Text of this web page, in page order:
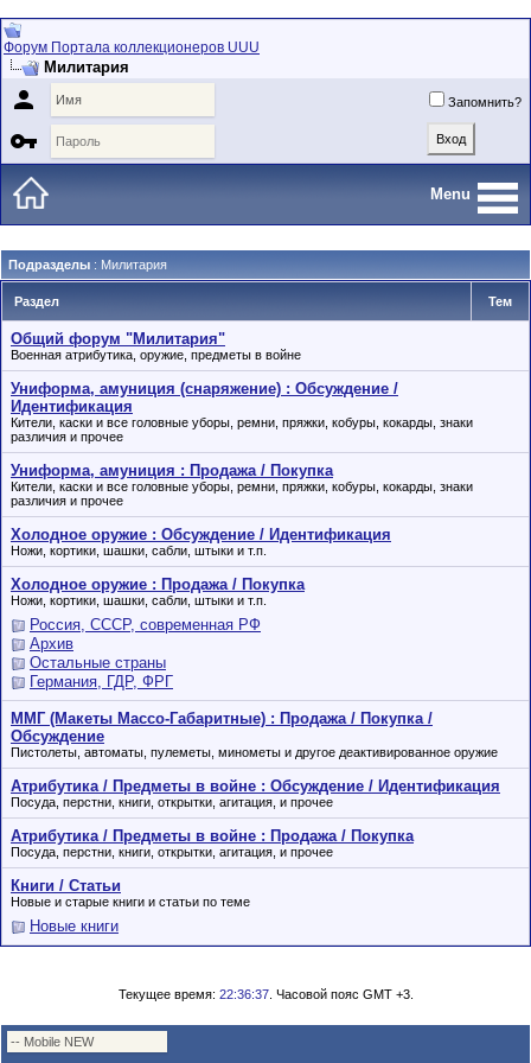
Форум Портала коллекционеров UUU
Милитария
 Запомнить?

Menu
Подразделы : Милитария
Раздел Тем
Общий форум "Милитария"
Военная атрибутика, оружие, предметы в войне
Униформа, амуниция (снаряжение) : Обсуждение /
Идентификация
Кители, каски и все головные уборы, ремни, пряжки, кобуры, кокарды, знаки
различия и прочее
Униформа, амуниция : Продажа / Покупка
Кители, каски и все головные уборы, ремни, пряжки, кобуры, кокарды, знаки
различия и прочее
Холодное оружие : Обсуждение / Идентификация
Ножи, кортики, шашки, сабли, штыки и т.п.
Холодное оружие : Продажа / Покупка
Ножи, кортики, шашки, сабли, штыки и т.п.
Россия, СССР, современная РФ
Архив
Остальные страны
Германия, ГДР, ФРГ
ММГ (Макеты Массо-Габаритные) : Продажа / Покупка /
Обсуждение
Пистолеты, автоматы, пулеметы, минометы и другое деактивированное оружие
Атрибутика / Предметы в войне : Обсуждение / Идентификация
Посуда, перстни, книги, открытки, агитация, и прочее
Атрибутика / Предметы в войне : Продажа / Покупка
Посуда, перстни, книги, открытки, агитация, и прочее
Книги / Статьи
Новые и старые книги и статьи по теме
Новые книги
Текущее время: 22:36:37. Часовой пояс GMT +3.